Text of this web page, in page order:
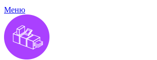
Меню